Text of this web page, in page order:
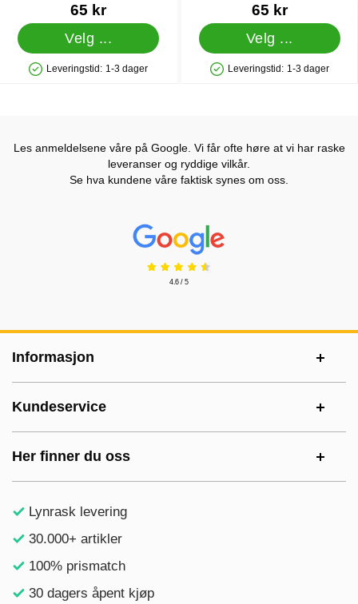
Varenummer 5066
65 kr
Velg ...
Produkttilgjengelighet: På lager
Leveringstid: 1-3 dager
Varenummer 5064
65 kr
Velg ...
Produkttilgjengelighet: På lager
Leveringstid: 1-3 dager
Les anmeldelsene våre på Google. Vi får ofte høre at vi har raske
leveranser og ryddige vilkår.
Se hva kundene våre faktisk synes om oss.
Prisjakt Vurdering: 4.6 Stjerne
4.6 / 5
Informasjon
Kundeservice
Her finner du oss
Lynrask levering
30.000+ artikler
100% prismatch
30 dagers åpent kjøp